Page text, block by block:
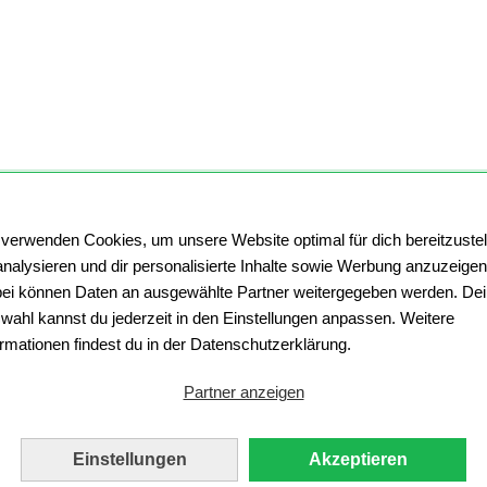
Cookies, um unsere Website optimal für dich
und dir personalisierte Inhalte sowie Werbung
können Daten an ausgewählte Partner weitergegeben werden.
kannst du jederzeit in den Einstellungen anpassen. Weitere
findest du in der Datenschutzerklärung.
Partner anzeigen
Einstellungen Akzeptieren